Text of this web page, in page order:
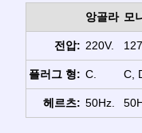
앙골라 모
전압: 220V.
플러그 형: C. C,
헤르츠: 50Hz.